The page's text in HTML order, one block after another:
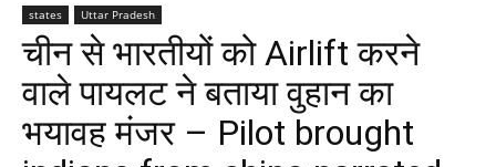
states Uttar Pradesh
चीन से भारतीयों को Airlift करने
वाले पायलट ने बताया वुहान का
भयावह मंजर – Pilot brought